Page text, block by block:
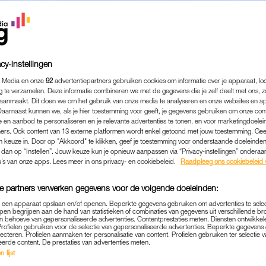
VIERT
'HIJ IS PAS
ENTERTAINMENT| LEKKER LOEREN
04-02-2023 | NIVINE DE JONG
social media? Je ziet het in de social rubriek:
fijn dat je erover kunt meepraten.
instellingen
en onze 92 advertentiepartners gebruiken cookies om informatie over je apparaat,
te verzamelen. Deze informatie combineren we met de gegevens die je zelf deelt met ons,
Dit doen we om het gebruik van onze media te analyseren en onze websites en
kunnen we, als je hier toestemming voor geeft, je gegevens gebruiken om onze
en aanbod te personaliseren en je relevante advertenties te tonen, en voor
Ook content van 13 externe platformen wordt enkel getoond met jouw toestemming.
keuze in. Door op "Akkoord" te klikken, geef je toestemming voor onderstaande
op “Instellen”. Jouw keuze kun je opnieuw aanpassen via “Privacy-instellingen”
van onze apps. Lees meer in ons privacy- en cookiebeleid.
Raadpleeg ons cookiebeleid
partners verwerken gegevens voor de volgende doeleinden:
apparaat opslaan en/of openen. Beperkte gegevens gebruiken om advertenties te
begrijpen aan de hand van statistieken of combinaties van gegevens uit verschillende
behoeve van gepersonaliseerde advertenties. Contentprestaties meten. Diensten
gebruiken voor de selectie van gepersonaliseerde advertenties. Beperkte
Profielen aanmaken ter personalisatie van content. Profielen gebruiken ter selectie
content. De prestaties van advertenties meten.
lijst